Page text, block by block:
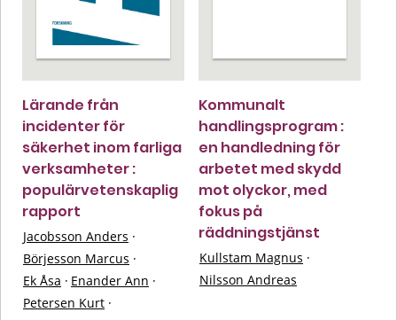
Lärande från
incidenter för
säkerhet inom farliga
verksamheter :
populärvetenskaplig
rapport
Jacobsson Anders ·
Börjesson Marcus ·
Ek Åsa · Enander Ann ·
Petersen Kurt ·
Kommunalt
handlingsprogram :
en handledning för
arbetet med skydd
mot olyckor, med
fokus på
räddningstjänst
Kullstam Magnus ·
Nilsson Andreas